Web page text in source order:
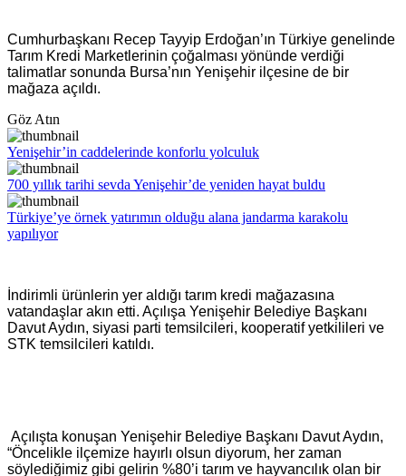
Cumhurbaşkanı Recep Tayyip Erdoğan’ın Türkiye genelinde
Tarım Kredi Marketlerinin çoğalması yönünde verdiği
talimatlar sonunda Bursa’nın Yenişehir ilçesine de bir
mağaza açıldı.
Göz Atın
Yenişehir’in caddelerinde konforlu yolculuk
700 yıllık tarihi sevda Yenişehir’de yeniden hayat buldu
Türkiye’ye örnek yatırımın olduğu alana jandarma karakolu
yapılıyor
İndirimli ürünlerin yer aldığı tarım kredi mağazasına
vatandaşlar akın etti. Açılışa Yenişehir Belediye Başkanı
Davut Aydın, siyasi parti temsilcileri, kooperatif yetkilileri ve
STK temsilcileri katıldı.
Açılışta konuşan Yenişehir Belediye Başkanı Davut Aydın,
“Öncelikle ilçemize hayırlı olsun diyorum, her zaman
söylediğimiz gibi gelirin %80’i tarım ve hayvancılık olan bir